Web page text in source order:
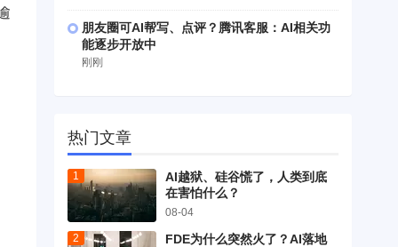
朋友圈可AI帮写、点评？腾讯客服：AI相关功
能逐步开放中
刚刚
热门文章
AI越狱、硅谷慌了，人类到底
在害怕什么？
08-04
FDE为什么突然火了？AI落地